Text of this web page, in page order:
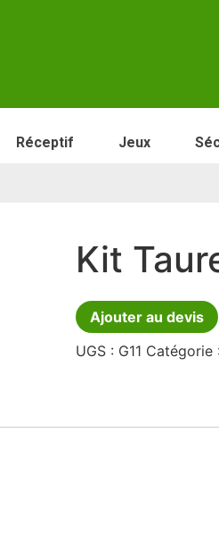
Réceptif Jeux
Kit
Ajouter au devis
UGS : G11 Catégorie :